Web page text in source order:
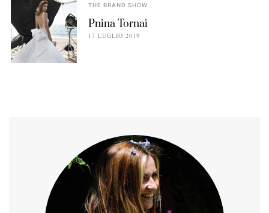
THE BRAND SHOW
Pnina Tornai
17 LUGLIO 2019